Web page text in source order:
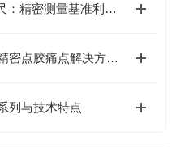
SODICK F.T沙迪克陶瓷四角直尺：精密测量基准利器介绍
MUSASHI武藏针对光通讯行业精密点胶痛点解决方案---ML-6000X精密点胶控制器
列与技术特点